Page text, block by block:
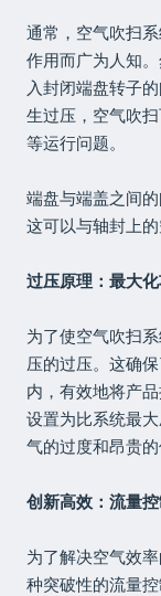
通常，空气吹扫
作用而广为人知
入封闭端盘转子
生过压，空气吹
等运行问题。
端盘与端盖之间
这可以与轴封上的
过压原理：最大
为了使空气吹扫
压的过压。这确
内，有效地将产
设置为比系统最
气的过度和昂贵的
创新高效：流量
为了解决空气效率
种突破性的流量